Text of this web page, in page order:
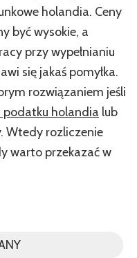
holandia. Ceny
być wysokie, a
przy wypełnianiu
się jakaś pomyłka.
rozwiązaniem jeśli
podatku holandia lub
Wtedy rozliczenie
warto przekazać w